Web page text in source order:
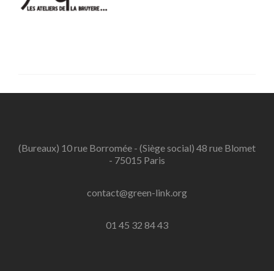
(Bureaux) 10 rue Borromée - (Siège social) 48 rue Blomet
- 75015 Paris
contact@green-link.org
01 45 32 84 43